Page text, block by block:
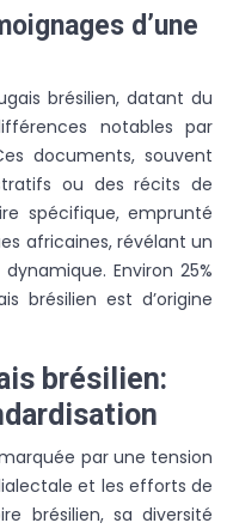
d’une
brésilien, datant du
notables par
documents, souvent
ou des récits de
spécifique, emprunté
africaines, révélant un
Environ 25%
brésilien est d’origine
brésilien:
par une tension
et les efforts de
brésilien, sa diversité